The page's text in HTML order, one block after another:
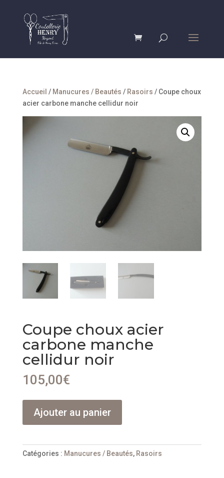
Accueil / Manucures / Beautés / Rasoirs / Coupe choux
acier carbone manche cellidur noir
Coupe choux acier
carbone manche
cellidur noir
105,00€
acier
Ajouter au panier
Catégories : Manucures / Beautés, Rasoirs